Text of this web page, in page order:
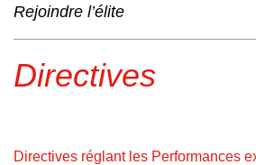
Rejoindre l’élite
Directives
Directives réglant les Performances